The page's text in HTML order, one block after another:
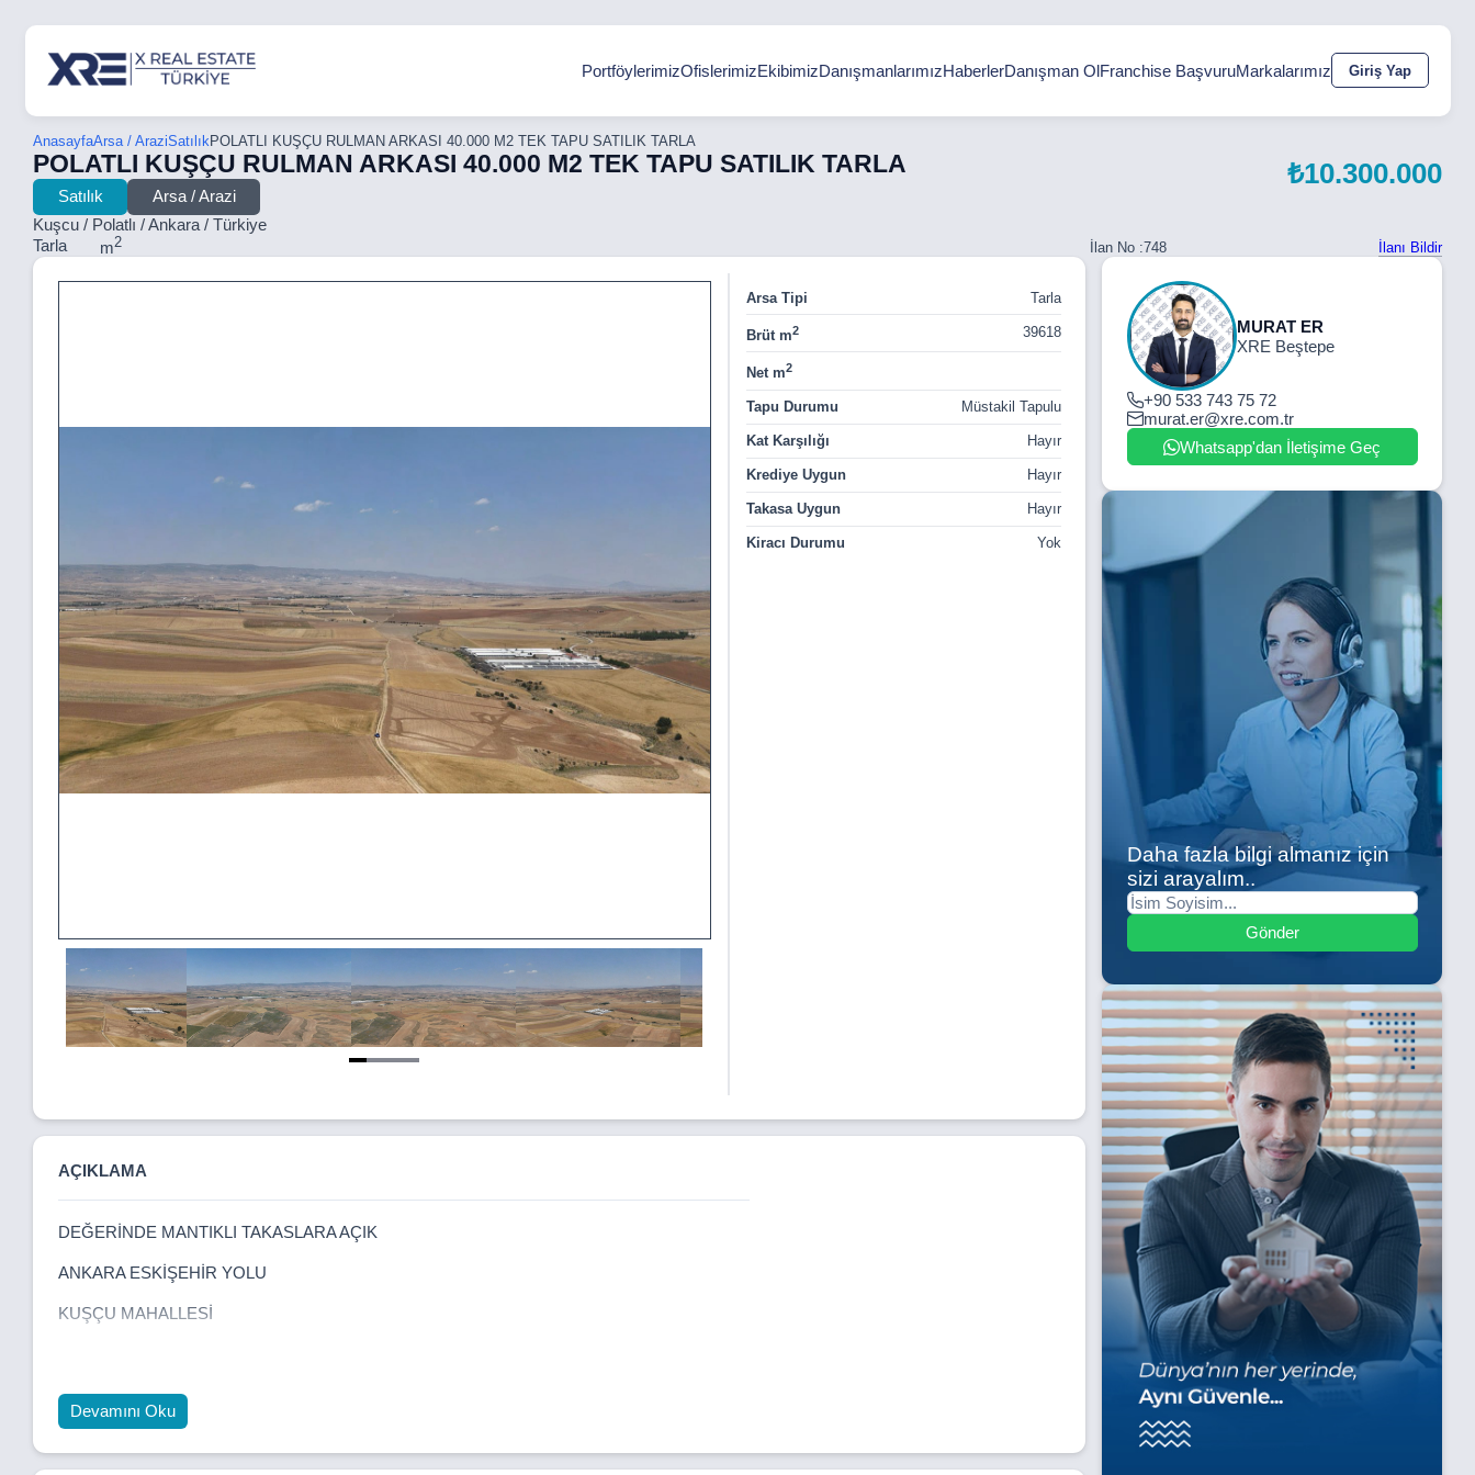
PortföylerimizOfislerimizEkibimizDanışmanlarımızHaberlerDanışman OlFranchise BaşvuruMarkalarımız Giriş Yap
AnasayfaArsa / AraziSatılıkPOLATLI KUŞÇU RULMAN ARKASI 40.000 M2 TEK TAPU SATILIK TARLA
POLATLI KUŞÇU RULMAN ARKASI 40.000 M2 TEK TAPU SATILIK TARLA
Satılık
Arsa / Arazi
Kuşcu / Polatlı / Ankara / Türkiye
₺10.300.000
Tarla m2 İlan No :748 İlanı Bildir
4
Arsa Tipi Tarla
Brüt m2 39618
Net m2
Tapu Durumu Müstakil Tapulu
Kat Karşılığı Hayır
Krediye Uygun Hayır
Takasa Uygun Hayır
Kiracı Durumu Yok
AÇIKLAMA
DEĞERİNDE MANTIKLI TAKASLARA AÇIK
ANKARA ESKİŞEHİR YOLU
KUŞÇU MAHALLESİ
TEK TAPU
39.618,55 M2
Devamını Oku
MURAT ER
XRE Beştepe
+90 533 743 75 72
murat.er@xre.com.tr
Whatsapp'dan İletişime Geç
Daha fazla bilgi almanız için
sizi arayalım..
Gönder